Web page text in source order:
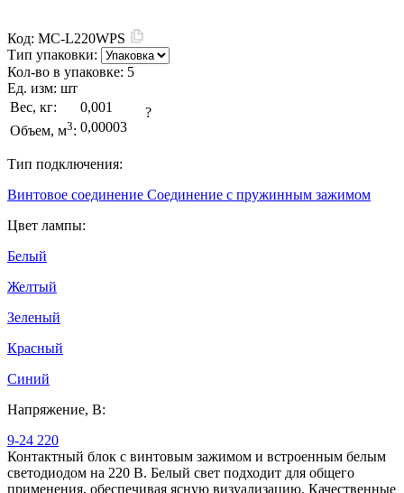
Код: MC-L220WPS
Тип упаковки:
Кол-во в упаковке: 5
Ед. изм: шт
Вес, кг:
0,001
Объем, м3: 0,00003
?
Тип подключения:
Винтовое соединение Соединение с пружинным зажимом
Цвет лампы:
Белый
Желтый
Зеленый
Красный
Синий
Напряжение, В:
9-24 220
Контактный блок с винтовым зажимом и встроенным белым
светодиодом на 220 В. Белый свет подходит для общего
применения, обеспечивая ясную визуализацию. Качественные